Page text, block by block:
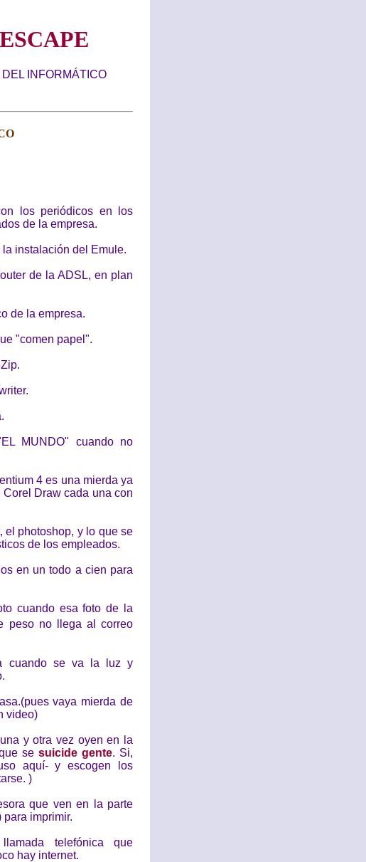
INFORMÁTICO
los periódicos en los
de la empresa.
instalación del Emule.
de la ADSL, en plan
de la empresa.
"comen papel".
MUNDO" cuando no
4 es una mierda ya
Draw cada una con
el photoshop, y lo que se
de los empleados.
en un todo a cien para
cuando esa foto de la
peso no llega al correo
cuando se va la luz y
vaya mierda de
video)
y otra vez oyen en la
se suicide gente. Si,
aquí- y escogen los
)
que ven en la parte
para imprimir.
telefónica que
hay internet.